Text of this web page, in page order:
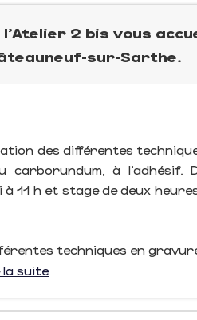
2 bis vous
sur-Sarthe.
des différentes
à l’adhésif.
à 11 h et stage de deux
techniques en
la suite